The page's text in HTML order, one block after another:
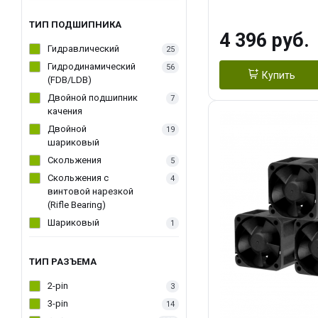
ТИП ПОДШИПНИКА
Гидравлический 25
Гидродинамический
(FDB/LDB)
56
Двойной подшипник
качения
7
Двойной
шариковый
19
Скольжения 5
Скольжения c
винтовой нарезкой
(Rifle Bearing)
4
Шариковый 1
ТИП РАЗЪЕМА
2-pin 3
3-pin 14
D：AM4、
4 396 руб.
Купить